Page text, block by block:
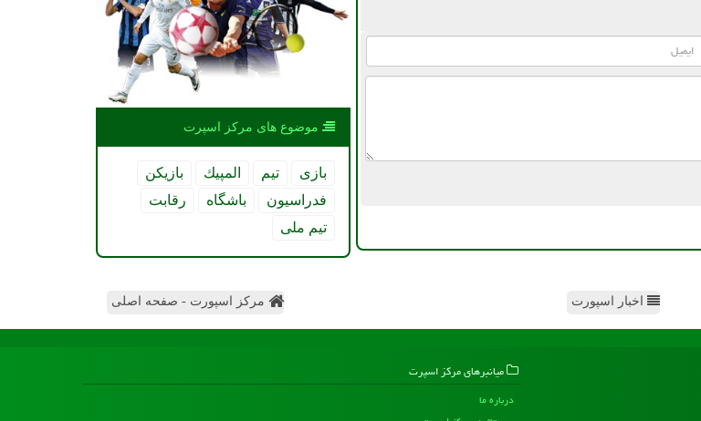
موضوع های مركز اسپرت
بازی تیم المپیك
بازیكن
فدراسیون
باشگاه
رقابت
تیم ملی
اخبار اسپورت مرکز اسپورت - صفحه اصلی
میانبرهای مركز اسپرت
درباره ما